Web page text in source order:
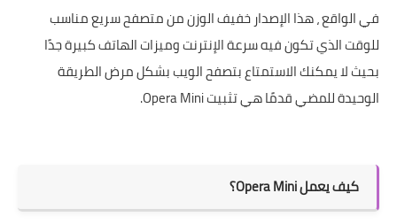
في الواقع ، هذا الإصدار خفيف الوزن من متصفح سريع مناسب
للوقت الذي تكون فيه سرعة الإنترنت وميزات الهاتف كبيرة جدًا
بحيث لا يمكنك الاستمتاع بتصفح الويب بشكل مرض الطريقة
الوحيدة للمضي قدمًا هي تثبيت Opera Mini.
كيف يعمل Opera Mini؟